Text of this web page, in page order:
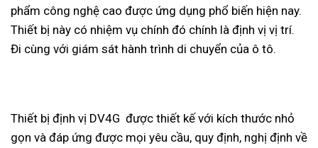
phẩm công nghệ cao được ứng dụng phổ biến hiện nay.
Thiết bị này có nhiệm vụ chính đó chính là định vị vị trí.
Đi cùng với giám sát hành trình di chuyển của ô tô.
Thiết bị định vị DV4G được thiết kế với kích thước nhỏ
gọn và đáp ứng được mọi yêu cầu, quy định, nghị định về